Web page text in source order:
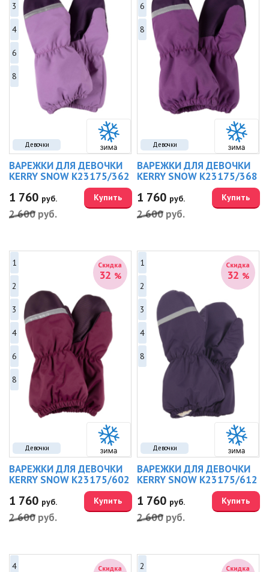
Девочки
3
4
6
8
ВАРЕЖКИ ДЛЯ ДЕВОЧКИ
KERRY SNOW K23175/362
1 760 руб.
2 600 руб.
Купить
Девочки
6
8
ВАРЕЖКИ ДЛЯ ДЕВОЧКИ
KERRY SNOW K23175/368
1 760 руб.
2 600 руб.
Купить
Девочки
Скидка
32 %
1
2
3
4
6
8
ВАРЕЖКИ ДЛЯ ДЕВОЧКИ
KERRY SNOW K23175/602
1 760 руб.
2 600 руб.
Купить
Девочки
Скидка
32 %
1
2
3
4
8
ВАРЕЖКИ ДЛЯ ДЕВОЧКИ
KERRY SNOW K23175/612
1 760 руб.
2 600 руб.
Купить
Скидка
4 Скидка
2